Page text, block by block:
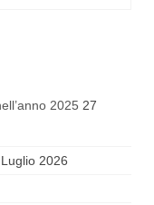
2025 27
2026